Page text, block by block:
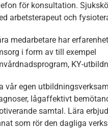
för konsultation.
arbetsterapeut och
medarbetare har
i form av till exempel
KY-
vår egen
lågaffektivt
samtal. Lära
som rör den dagliga